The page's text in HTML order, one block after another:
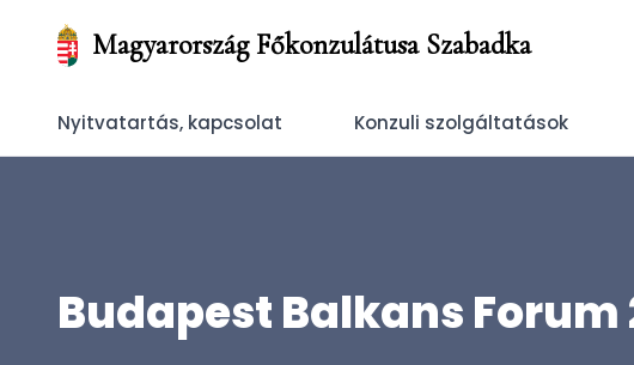
Magyarország Főkonzulátusa Szabadka
Nyitvatartás, kapcsolat Konzuli szolgáltatások
Budapest Balkans